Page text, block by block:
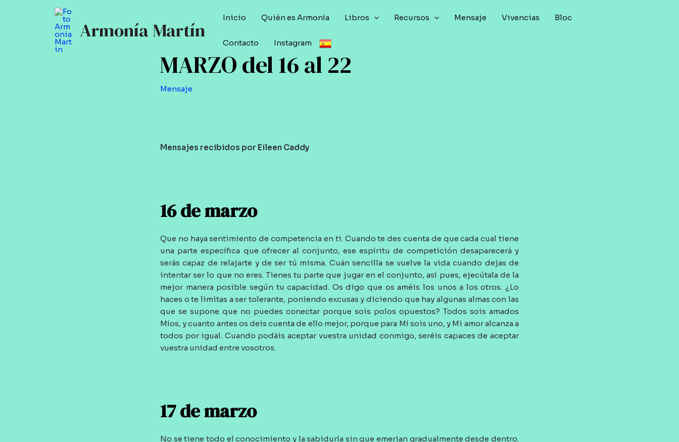
Armonía Martín
Inicio Quién es Armonía Libros Recursos Mensaje Vivencias Bloc
Contacto Instagram
MARZO del 16 al 22
Mensaje
Mensajes recibidos por Eileen Caddy
16 de marzo
Que no haya sentimiento de competencia en ti. Cuando te des cuenta de que cada cual tiene
una parte específica que ofrecer al conjunto, ese espíritu de competición desaparecerá y
serás capaz de relajarte y de ser tú misma. Cuán sencilla se vuelve la vida cuando dejas de
intentar ser lo que no eres. Tienes tu parte que jugar en el conjunto, así pues, ejecútala de la
mejor manera posible según tu capacidad. Os digo que os améis los unos a los otros. ¿Lo
haces o te limitas a ser tolerante, poniendo excusas y diciendo que hay algunas almas con las
que se supone que no puedes conectar porque sois polos opuestos? Todos sois amados
Míos, y cuanto antes os deis cuenta de ello mejor, porque para Mí sois uno, y Mi amor alcanza a
todos por igual. Cuando podáis aceptar vuestra unidad conmigo, seréis capaces de aceptar
vuestra unidad entre vosotros.
17 de marzo
No se tiene todo el conocimiento y la sabiduría sin que emerjan gradualmente desde dentro.